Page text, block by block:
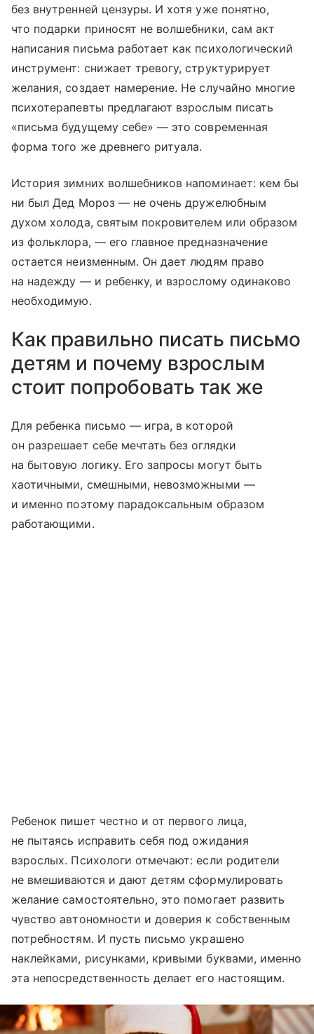
без внутренней цензуры. И хотя уже понятно,
что подарки приносят не волшебники, сам акт
написания письма работает как психологический
инструмент: снижает тревогу, структурирует
желания, создает намерение. Не случайно многие
психотерапевты предлагают взрослым писать
«письма будущему себе» — это современная
форма того же древнего ритуала.
История зимних волшебников напоминает: кем бы
ни был Дед Мороз — не очень дружелюбным
духом холода, святым покровителем или образом
из фольклора, — его главное предназначение
остается неизменным. Он дает людям право
на надежду — и ребенку, и взрослому одинаково
необходимую.
Как правильно писать письмо
детям и почему взрослым
стоит попробовать так же
Для ребенка письмо — игра, в которой
он разрешает себе мечтать без оглядки
на бытовую логику. Его запросы могут быть
хаотичными, смешными, невозможными —
и именно поэтому парадоксальным образом
работающими.
Ребенок пишет честно и от первого лица,
не пытаясь исправить себя под ожидания
взрослых. Психологи отмечают: если родители
не вмешиваются и дают детям сформулировать
желание самостоятельно, это помогает развить
чувство автономности и доверия к собственным
потребностям. И пусть письмо украшено
наклейками, рисунками, кривыми буквами, именно
эта непосредственность делает его настоящим.